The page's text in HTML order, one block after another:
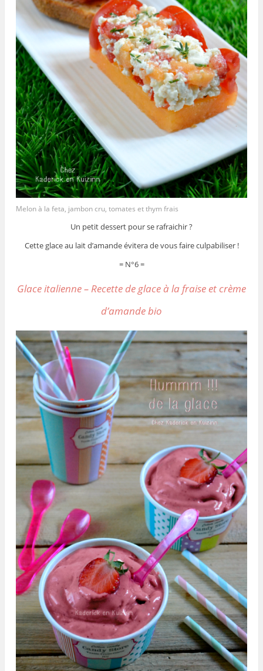
Melon à la feta, jambon cru, tomates et thym frais
Un petit dessert pour se rafraichir ?
Cette glace au lait d’amande évitera de vous faire culpabiliser !
= N°6 =
Glace italienne – Recette de glace à la fraise et crème
d’amande bio